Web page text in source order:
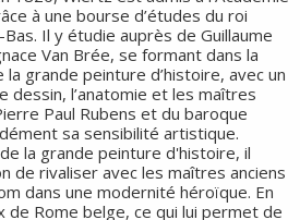
à une bourse d’études du roi
Il y étudie auprès de Guillaume
Van Brée, se formant dans la
grande peinture d’histoire, avec un
dessin, l’anatomie et les maîtres
Paul Rubens et du baroque
sa sensibilité artistique.
la grande peinture d'histoire, il
de rivaliser avec les maîtres anciens
dans une modernité héroïque. En
Rome belge, ce qui lui permet de